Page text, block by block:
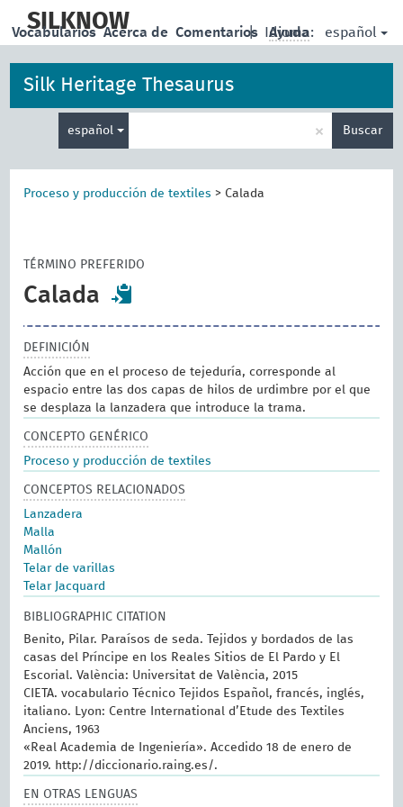
main
SILKNOW | Idioma: español
Vocabularios Acerca de Comentarios Ayuda
Silk Heritage Thesaurus
español × Buscar
Proceso y producción de textiles > Calada
TÉRMINO PREFERIDO
Calada
DEFINICIÓN
Acción que en el proceso de tejeduría, corresponde al
espacio entre las dos capas de hilos de urdimbre por el que
se desplaza la lanzadera que introduce la trama.
CONCEPTO GENÉRICO
Proceso y producción de textiles
CONCEPTOS RELACIONADOS
Lanzadera
Malla
Mallón
Telar de varillas
Telar Jacquard
BIBLIOGRAPHIC CITATION
Benito, Pilar. Paraísos de seda. Tejidos y bordados de las
casas del Príncipe en los Reales Sitios de El Pardo y El
Escorial. València: Universitat de València, 2015
CIETA. vocabulario Técnico Tejidos Español, francés, inglés,
italiano. Lyon: Centre International d’Etude des Textiles
Anciens, 1963
«Real Academia de Ingeniería». Accedido 18 de enero de
2019. http://diccionario.raing.es/.
EN OTRAS LENGUAS